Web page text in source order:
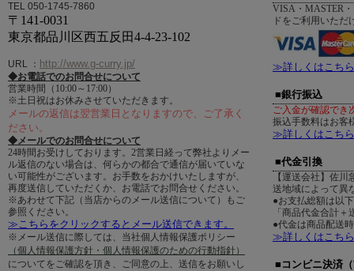
TEL 050-1745-7860
〒141-0031
東京都品川区西五反田4-4-23-102
URL ： http://www.g-curry.jp/
◆お電話でのお問合せについて
営業時間（10:00～17:00）
※土日祝はお休みさせていただきます。
メールの返信は翌営業日となりますので、ご了承く
ださい。
◆メールでのお問合せについて
24時間お受けしております。2営業日経って弊社よりメー
ル返信のない場合は、何らかの都合で通信が届いていな
い可能性がございます。お手数をおかけいたしますが、
再度送信していただくか、お電話でお問合せください。
※あわせて下記（当店からのメール送信について）もご
参照ください。
≫こちらをクリックするとメール送信できます。
※メール送信に際しては、当社個人情報保護ポリシー
（個人情報保護方針・個人情報保護のための行動指針）
についてをご確認を頂き、ご同意の上、送信をお願いし
VISA・MASTER
ドをご利用いただ
≫詳しくはこち
■銀行振込
ご入金が確認でき
振込手数料はお客
≫詳しくはこち
■代金引換
【運送会社】佐
送地域によって異
●お支払総額は以
「商品代金合計
●代金は商品配送
≫詳しくはこち
■コンビニ決済